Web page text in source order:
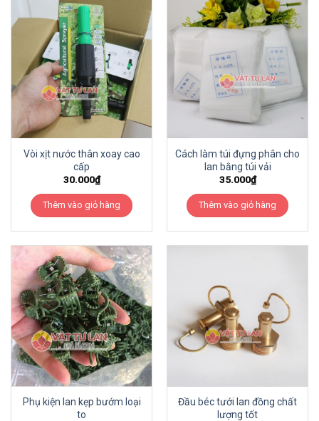
Vòi xịt nước thân xoay cao
cấp
30.000₫
Thêm vào giỏ hàng
Cách làm túi đựng phân cho
lan bằng túi vải
35.000₫
Thêm vào giỏ hàng
Phụ kiện lan kẹp bướm loại
to
Đầu béc tưới lan đồng chất
lượng tốt